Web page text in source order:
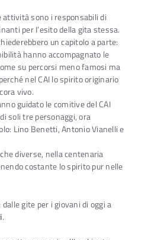
sono i responsabili di
per I’esito della gita stessa.
un capitolo a parte:
hanno accompagnato le
su percorsi meno famosi ma
nel CAI lo spirito originario
vivo.
guidato le comitive del CAI
soli tre personaggi, ora
Lino Benetti, Antonio Vianelli e
diverse, nella centenaria
costante lo spirito pur nelle
gite per i giovani di oggi a
.